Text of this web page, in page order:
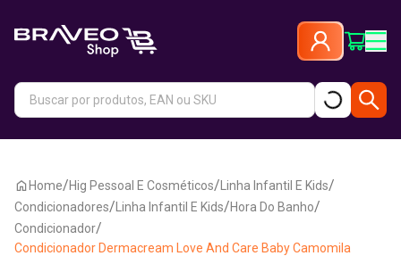
Home/Hig Pessoal E Cosméticos/ Linha Infantil E Kids/
Condicionadores/ Linha Infantil E Kids/Hora Do Banho/
Condicionador/
Condicionador Dermacream Love And Care Baby Camomila